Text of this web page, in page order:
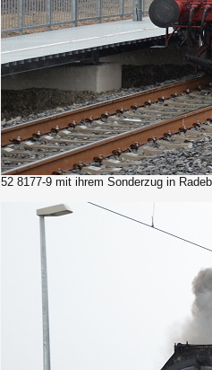
52 8177-9 mit ihrem Sonderzug in